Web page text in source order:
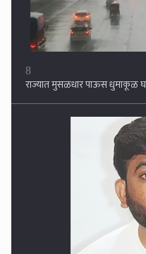
राज्यात मुसळधार पाऊस धुमाकूळ
शिवी देणे गुन्हा असेल तर भाजपच्या
नाहीत ? अभिजीत दिपके यांचा